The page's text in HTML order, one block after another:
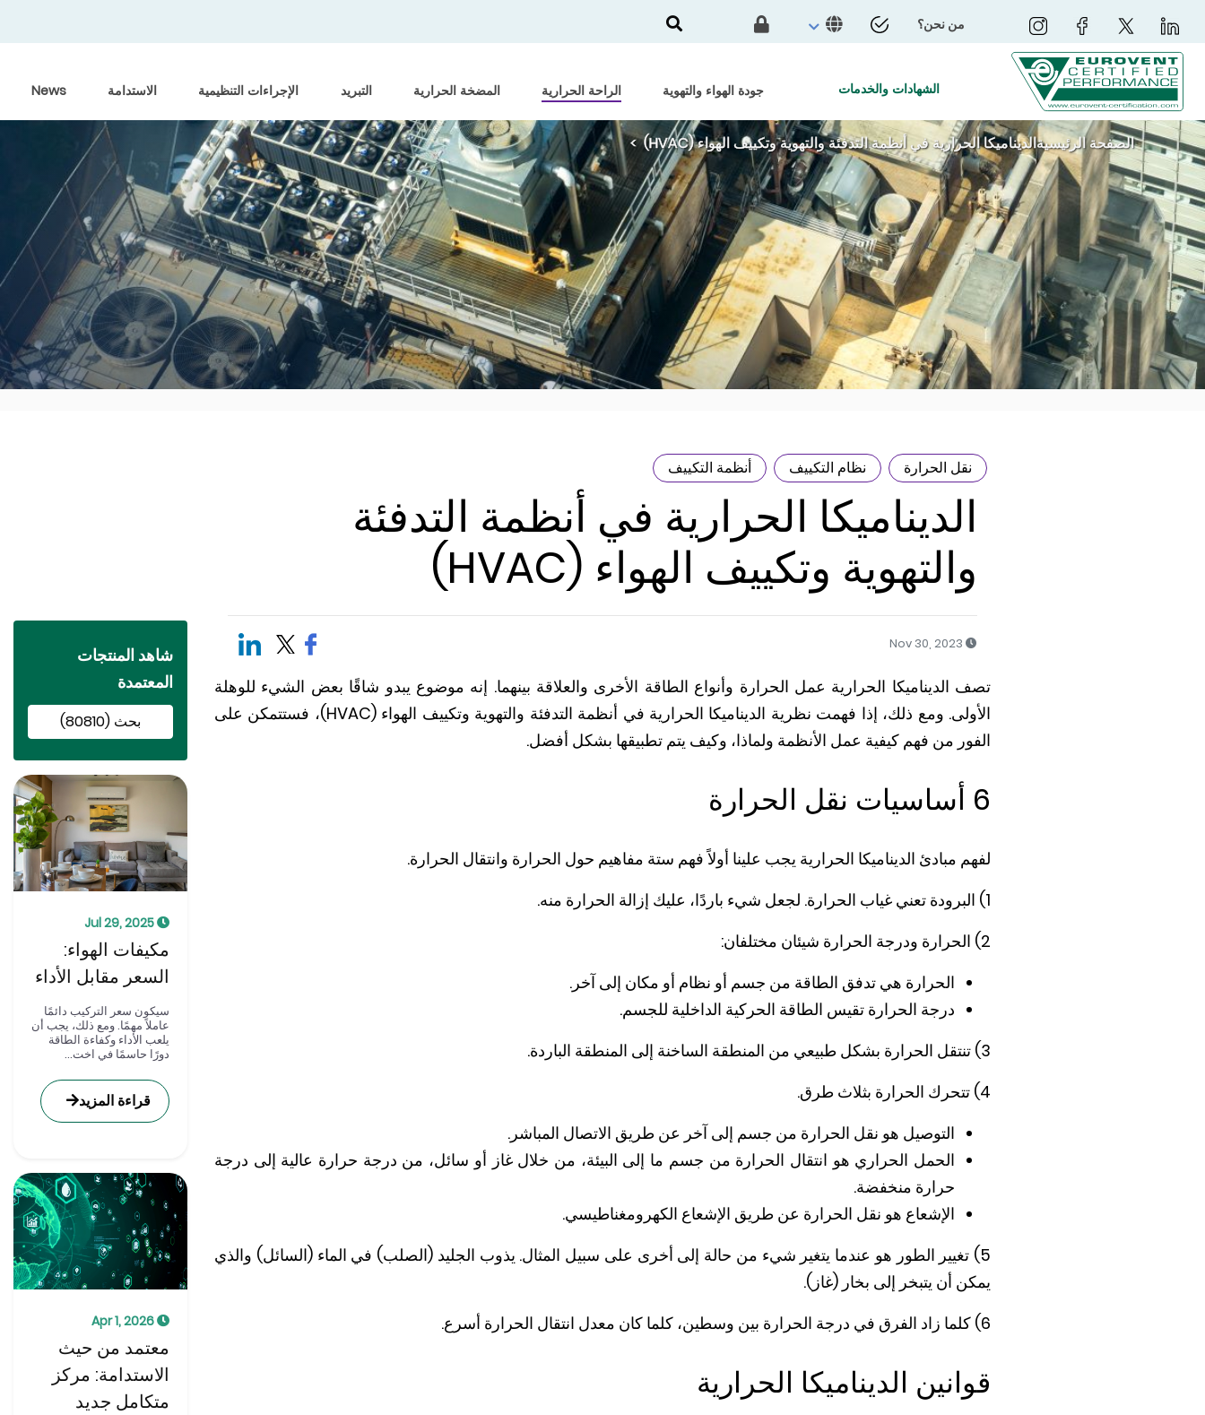
من نحن؟
الشهادات والخدمات جودة الهواء والتهوية الراحة الحرارية المضخة الحرارية التبريد الإجراءات التنظيمية الاستدامة News
الصفحة الرئيسيةالديناميكا الحرارية في أنظمة التدفئة والتهوية وتكييف الهواء (HVAC)
نقل الحرارة نظام التكييف أنظمة التكييف
الديناميكا الحرارية في أنظمة التدفئة
والتهوية وتكييف الهواء (HVAC)
تصف الديناميكا الحرارية عمل الحرارة وأنواع الطاقة الأخرى والعلاقة بينهما. إنه موضوع يبدو شاقًا بعض الشيء للوهلة
الأولى. ومع ذلك، إذا فهمت نظرية الديناميكا الحرارية في أنظمة التدفئة والتهوية وتكييف الهواء (HVAC)، فستتمكن على
الفور من فهم كيفية عمل الأنظمة ولماذا، وكيف يتم تطبيقها بشكل أفضل.
6 أساسيات نقل الحرارة
لفهم مبادئ الديناميكا الحرارية يجب علينا أولاً فهم ستة مفاهيم حول الحرارة وانتقال الحرارة.
1) البرودة تعني غياب الحرارة. لجعل شيء باردًا، عليك إزالة الحرارة منه.
2) الحرارة ودرجة الحرارة شيئان مختلفان:
الحرارة هي تدفق الطاقة من جسم أو نظام أو مكان إلى آخر.
درجة الحرارة تقيس الطاقة الحركية الداخلية للجسم.
3) تنتقل الحرارة بشكل طبيعي من المنطقة الساخنة إلى المنطقة الباردة.
4) تتحرك الحرارة بثلاث طرق.
التوصيل هو نقل الحرارة من جسم إلى آخر عن طريق الاتصال المباشر.
الحمل الحراري هو انتقال الحرارة من جسم ما إلى البيئة، من خلال غاز أو سائل، من درجة حرارة عالية إلى درجة
حرارة منخفضة.
الإشعاع هو نقل الحرارة عن طريق الإشعاع الكهرومغناطيسي.
5) تغيير الطور هو عندما يتغير شيء من حالة إلى أخرى على سبيل المثال. يذوب الجليد (الصلب) في الماء (السائل) والذي
يمكن أن يتبخر إلى بخار (غاز).
6) كلما زاد الفرق في درجة الحرارة بين وسطين، كلما كان معدل انتقال الحرارة أسرع.
قوانين الديناميكا الحرارية
شاهد المنتجات
المعتمدة
بحث (80810)
مكيفات الهواء:
السعر مقابل الأداء
سيكون سعر التركيب دائمًا
عاملاً مهمًا. ومع ذلك، يجب أن
يلعب الأداء وكفاءة الطاقة
دورًا حاسمًا في اخت...
قراءة المزيد
معتمد من حيث
الاستدامة: مركز
متكامل جديد